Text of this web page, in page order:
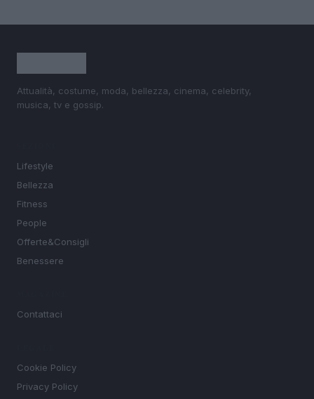
Attualità, costume, moda, bellezza, cinema, celebrity,
musica, tv e gossip.
Lifestyle
Bellezza
Fitness
People
Offerte&Consigli
Benessere
Contattaci
Cookie Policy
Privacy Policy